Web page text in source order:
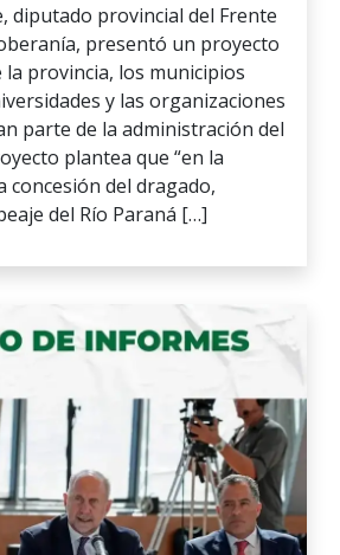
diputado provincial del Frente
presentó un proyecto
la provincia, los municipios
y las organizaciones
parte de la administración del
plantea que “en la
concesión del dragado,
del Río Paraná […]